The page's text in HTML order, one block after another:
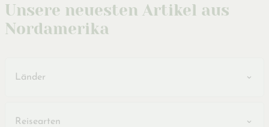
Unsere neuesten Artikel aus
Nordamerika
Länder
Reisearten